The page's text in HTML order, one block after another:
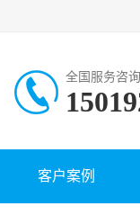
全国服务咨
客户案例